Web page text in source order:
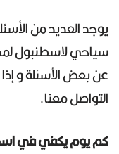
يوجد العديد من
عن بعض الأسئلة و
التواصل معنا.
كم يوم يكفي في